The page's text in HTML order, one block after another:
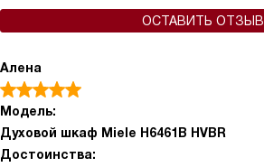
ОСТАВИТЬ ОТЗЫВ
Алена
Модель:
Духовой шкаф Miele H6461B HVBR
Достоинства: